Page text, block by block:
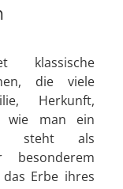
klassische
die viele
Herkunft,
wie man ein
steht als
besonderem
Erbe ihres